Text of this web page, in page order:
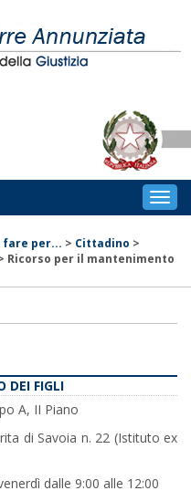
fare per... > Cittadino >
Ricorso per il mantenimento
DEI FIGLI
A, II Piano
di Savoia n. 22 (Istituto ex
dalle 9:00 alle 12:00